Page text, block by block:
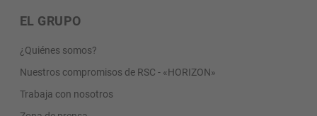
EL GRUPO
¿Quiénes somos?
Nuestros compromisos de RSC - «HORIZON»
Trabaja con nosotros